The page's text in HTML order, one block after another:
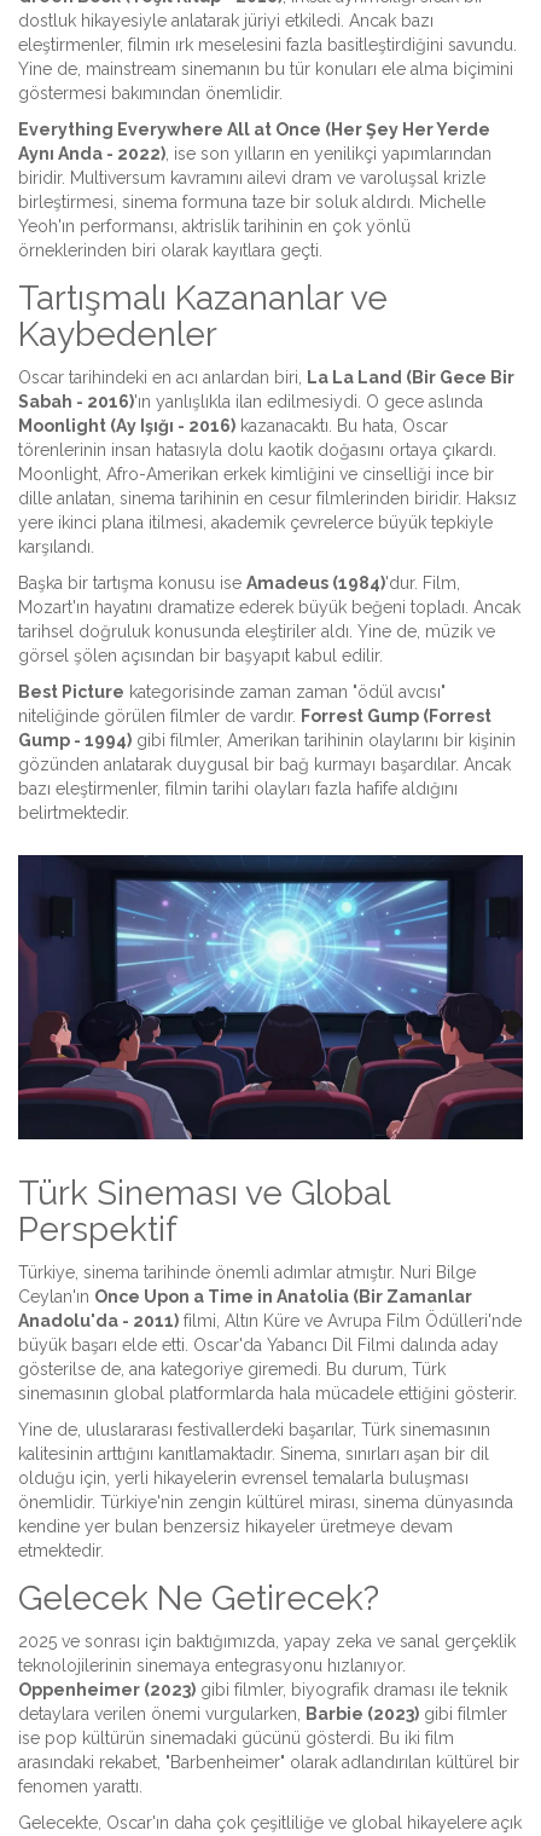
dostluk hikayesiyle anlatarak jüriyi etkiledi. Ancak bazı
eleştirmenler, filmin ırk meselesini fazla basitleştirdiğini savundu.
Yine de, mainstream sinemanın bu tür konuları ele alma biçimini
göstermesi bakımından önemlidir.
Everything Everywhere All at Once (Her Şey Her Yerde
Aynı Anda - 2022), ise son yılların en yenilikçi yapımlarından
biridir. Multiversum kavramını ailevi dram ve varoluşsal krizle
birleştirmesi, sinema formuna taze bir soluk aldırdı. Michelle
Yeoh'ın performansı, aktrislik tarihinin en çok yönlü
örneklerinden biri olarak kayıtlara geçti.
Tartışmalı Kazananlar ve
Kaybedenler
Oscar tarihindeki en acı anlardan biri, La La Land (Bir Gece Bir
Sabah - 2016)'ın yanlışlıkla ilan edilmesiydi. O gece aslında
Moonlight (Ay Işığı - 2016) kazanacaktı. Bu hata, Oscar
törenlerinin insan hatasıyla dolu kaotik doğasını ortaya çıkardı.
Moonlight, Afro-Amerikan erkek kimliğini ve cinselliği ince bir
dille anlatan, sinema tarihinin en cesur filmlerinden biridir. Haksız
yere ikinci plana itilmesi, akademik çevrelerce büyük tepkiyle
karşılandı.
Başka bir tartışma konusu ise Amadeus (1984)'dur. Film,
Mozart'ın hayatını dramatize ederek büyük beğeni topladı. Ancak
tarihsel doğruluk konusunda eleştiriler aldı. Yine de, müzik ve
görsel şölen açısından bir başyapıt kabul edilir.
Best Picture kategorisinde zaman zaman "ödül avcısı"
niteliğinde görülen filmler de vardır. Forrest Gump (Forrest
Gump - 1994) gibi filmler, Amerikan tarihinin olaylarını bir kişinin
gözünden anlatarak duygusal bir bağ kurmayı başardılar. Ancak
bazı eleştirmenler, filmin tarihi olayları fazla hafife aldığını
belirtmektedir.
Türk Sineması ve Global
Perspektif
Türkiye, sinema tarihinde önemli adımlar atmıştır. Nuri Bilge
Ceylan'ın Once Upon a Time in Anatolia (Bir Zamanlar
Anadolu'da - 2011) filmi, Altın Küre ve Avrupa Film Ödülleri'nde
büyük başarı elde etti. Oscar'da Yabancı Dil Filmi dalında aday
gösterilse de, ana kategoriye giremedi. Bu durum, Türk
sinemasının global platformlarda hala mücadele ettiğini gösterir.
Yine de, uluslararası festivallerdeki başarılar, Türk sinemasının
kalitesinin arttığını kanıtlamaktadır. Sinema, sınırları aşan bir dil
olduğu için, yerli hikayelerin evrensel temalarla buluşması
önemlidir. Türkiye'nin zengin kültürel mirası, sinema dünyasında
kendine yer bulan benzersiz hikayeler üretmeye devam
etmektedir.
Gelecek Ne Getirecek?
2025 ve sonrası için baktığımızda, yapay zeka ve sanal gerçeklik
teknolojilerinin sinemaya entegrasyonu hızlanıyor.
Oppenheimer (2023) gibi filmler, biyografik draması ile teknik
detaylara verilen önemi vurgularken, Barbie (2023) gibi filmler
ise pop kültürün sinemadaki gücünü gösterdi. Bu iki film
arasındaki rekabet, "Barbenheimer" olarak adlandırılan kültürel bir
fenomen yarattı.
Gelecekte, Oscar'ın daha çok çeşitliliğe ve global hikayelere açık